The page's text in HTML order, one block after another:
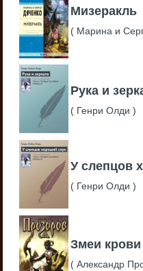
Мизеракль
( Марина и
Рука и
( Генри Олди)
У слепцов
( Генри Олди)
Змеи
(Александр